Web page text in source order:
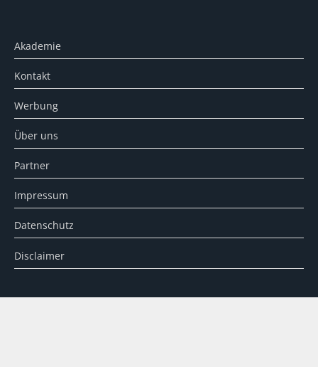
Akademie
Kontakt
Werbung
Über uns
Partner
Impressum
Datenschutz
Disclaimer